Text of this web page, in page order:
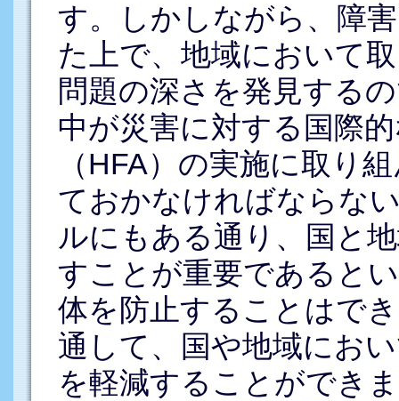
す。しかしながら、障
た上で、地域において
問題の深さを発見する
中が災害に対する国際
（HFA）の実施に取り
ておかなければならな
ルにもある通り、国と
すことが重要であると
体を防止することはで
通して、国や地域にお
を軽減することができ